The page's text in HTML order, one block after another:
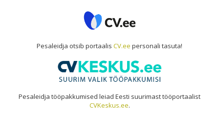
Pesaleidja otsib portaalis CV.ee personali tasuta!
Pesaleidja tööpakkumised leiad Eesti suurimast tööportaalist
CVKeskus.ee.